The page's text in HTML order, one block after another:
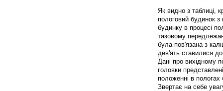
Як видно з таблиці,
пологовий будинок
будинку в процесі
тазовому
була пов'язана з
дев'ять ставилися
Дані про вихідному
головки
положенні в пологах
Звертає на себе